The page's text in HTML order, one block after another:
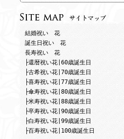
結婚祝い 花
誕生日祝い 花
長寿祝い 花
├還暦祝い花|60歳誕生日
├古希祝い花|70歳誕生日
├喜寿祝い花|77歳誕生日
├傘寿祝い花|80歳誕生日
├米寿祝い花|88歳誕生日
├卒寿祝い花|90歳誕生日
├白寿祝い花|99歳誕生日
├百寿祝い花|100歳誕生日